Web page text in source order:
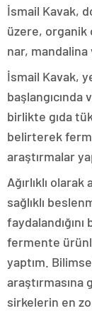
İsmail Kavak,
üzere, organik
nar,
İsmail Kavak,
birlikte gıda
belirterek
araştırmalar
Ağırlıklı
sağlıklı
fermente
yaptım.
araştırmasına
sirkelerin en